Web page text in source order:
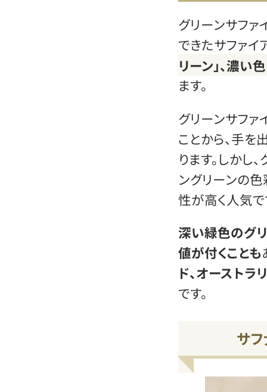
グリーンサフ
できたサファイ
リーン」、濃い
ます。
グリーンサフ
ことから、手
ります。しかし
ングリーンの
性が高く人気で
深い緑色のグ
値が付くことも
ド、オーストラ
です。
サ